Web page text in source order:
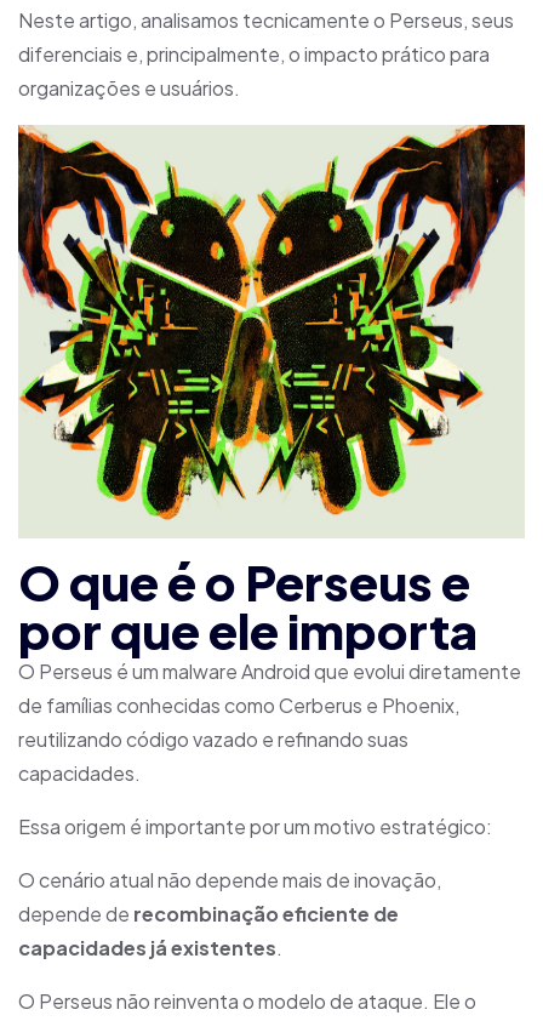
Neste artigo, analisamos tecnicamente o Perseus, seus
diferenciais e, principalmente, o impacto prático para
organizações e usuários.
O que é o Perseus e
por que ele importa
O Perseus é um malware Android que evolui diretamente
de famílias conhecidas como Cerberus e Phoenix,
reutilizando código vazado e refinando suas
capacidades.
Essa origem é importante por um motivo estratégico:
O cenário atual não depende mais de inovação,
depende de recombinação eficiente de
capacidades já existentes.
O Perseus não reinventa o modelo de ataque. Ele o